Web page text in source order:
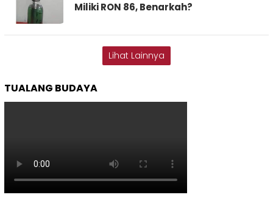
Miliki RON 86, Benarkah?
Lihat Lainnya
TUALANG BUDAYA